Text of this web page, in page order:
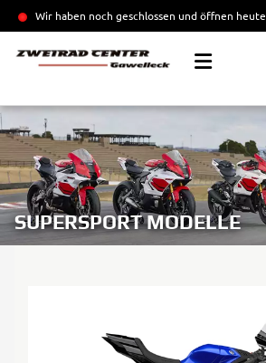
Wir haben noch geschlossen und öffnen heute
SUPERSPORT MODELLE